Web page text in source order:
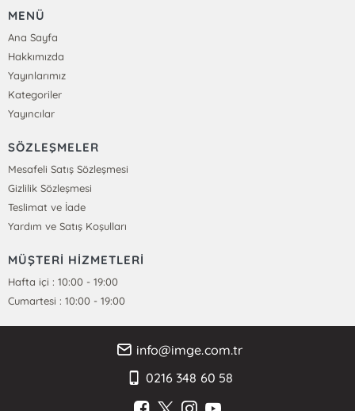
MENÜ
Ana Sayfa
Hakkımızda
Yayınlarımız
Kategoriler
Yayıncılar
SÖZLEŞMELER
Mesafeli Satış Sözleşmesi
Gizlilik Sözleşmesi
Teslimat ve İade
Yardım ve Satış Koşulları
MÜŞTERİ HİZMETLERİ
Hafta içi : 10:00 - 19:00
Cumartesi : 10:00 - 19:00
info@imge.com.tr
0216 348 60 58